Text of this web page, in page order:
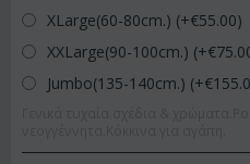
XLarge(60-80cm.) (+€55.00)
XXLarge(90-100cm.) (+€
Jumbo(135-140cm.) (+€